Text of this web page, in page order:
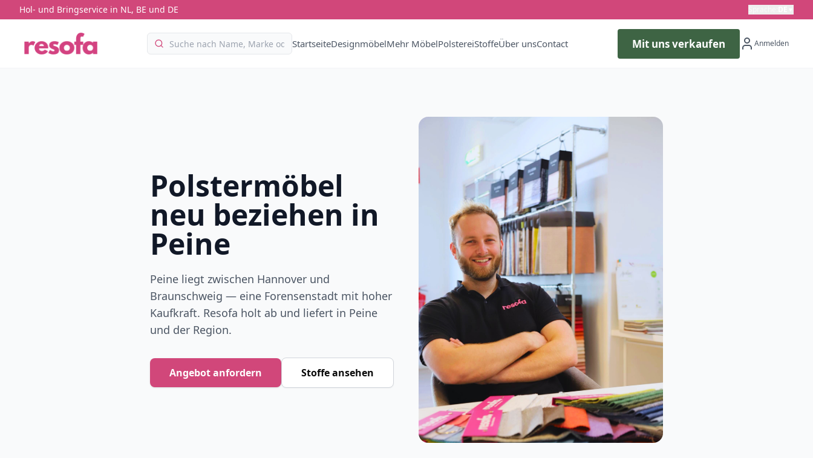
Hol- und Bringservice in NL, BE und DE
StartseiteDesignmöbelMehr MöbelPolstereiStoffeÜber unsContact Mit uns verkaufen Anmelden
Polstermöbel
neu beziehen in
Peine
Peine liegt zwischen Hannover und
Braunschweig — eine Forensenstadt mit hoher
Kaufkraft. Resofa holt ab und liefert in Peine
und der Region.
Angebot anfordern Stoffe ansehen